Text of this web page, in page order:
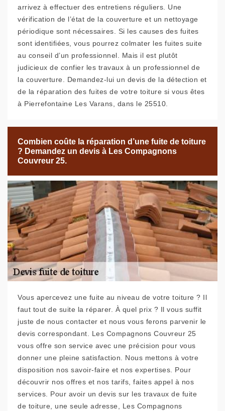
arrivez à effectuer des entretiens réguliers. Une
vérification de l’état de la couverture et un nettoyage
périodique sont nécessaires. Si les causes des fuites
sont identifiées, vous pourrez colmater les fuites suite
au conseil d’un professionnel. Mais il est plutôt
judicieux de confier les travaux à un professionnel de
la couverture. Demandez-lui un devis de la détection et
de la réparation des fuites de votre toiture si vous êtes
à Pierrefontaine Les Varans, dans le 25510.
Combien coûte la réparation d’une fuite de toiture
? Demandez un devis à Les Compagnons
Couvreur 25.
Vous apercevez une fuite au niveau de votre toiture ? Il
faut tout de suite la réparer. À quel prix ? Il vous suffit
juste de nous contacter et nous vous ferons parvenir le
devis correspondant. Les Compagnons Couvreur 25
vous offre son service avec une précision pour vous
donner une pleine satisfaction. Nous mettons à votre
disposition nos savoir-faire et nos expertises. Pour
découvrir nos offres et nos tarifs, faites appel à nos
services. Pour avoir un devis sur les travaux de fuite
de toiture, une seule adresse, Les Compagnons